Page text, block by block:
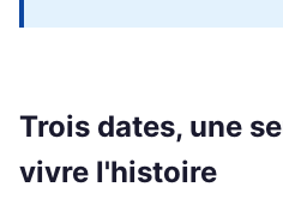
Trois dates, une
vivre l'histoire